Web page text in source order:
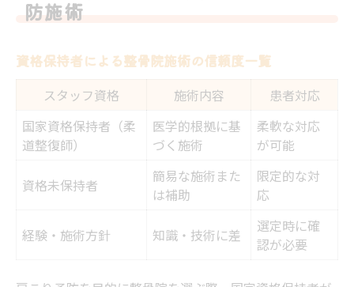
防施術
資格保持者による整骨院施術の信頼度一覧
スタッフ資格 施術内容
患者対応
国家資格保持者（柔
道整復師）
医学的根拠に基
づく施術
柔軟な対応
が可能
資格未保持者
簡易な施術また
は補助
限定的な対
応
経験・施術方針 知識・技術に差
選定時に確
認が必要